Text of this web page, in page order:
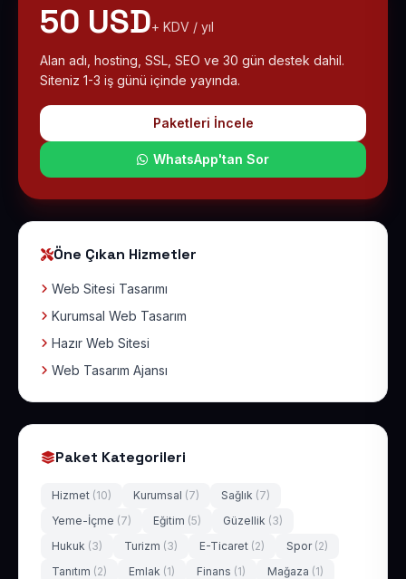
50 USD+ KDV / yıl
Alan adı, hosting, SSL, SEO ve 30 gün destek dahil.
Siteniz 1-3 iş günü içinde yayında.
Paketleri İncele
WhatsApp'tan Sor
Öne Çıkan Hizmetler
Web Sitesi Tasarımı
Kurumsal Web Tasarım
Hazır Web Sitesi
Web Tasarım Ajansı
Paket Kategorileri
Hizmet (10) Kurumsal (7) Sağlık (7)
Yeme-İçme (7) Eğitim (5) Güzellik (3)
Hukuk (3) Turizm (3) E-Ticaret (2) Spor (2)
Tanıtım (2) Emlak (1) Finans (1) Mağaza (1)